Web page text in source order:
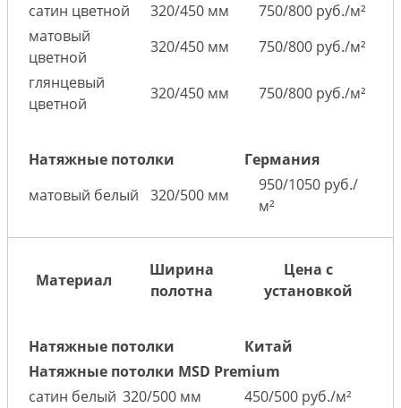
сатин цветной
320/450 мм
750/800 руб./м²
матовый
цветной
320/450 мм
750/800 руб./м²
глянцевый
цветной
320/450 мм 750/800 руб./м²
Натяжные потолки
Германия
матовый белый
320/500 мм
950/1050 руб./
м²
Материал
Ширина
полотна
Цена с
установкой
Натяжные потолки
Китай
Натяжные потолки MSD Premium
сатин белый 320/500 мм
450/500 руб./м²